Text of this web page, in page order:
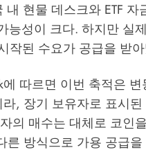
현물 데스크와 ETF 자
능성이 크다. 하지만 실
작된 수요가 공급을 받
에 따르면 이번 축적은
, 장기 보유자로 표시
의 매수는 대체로 코인
방식으로 가용 공급을